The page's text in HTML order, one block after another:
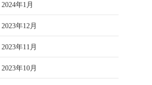
2024年1月
2023年12月
2023年11月
2023年10月